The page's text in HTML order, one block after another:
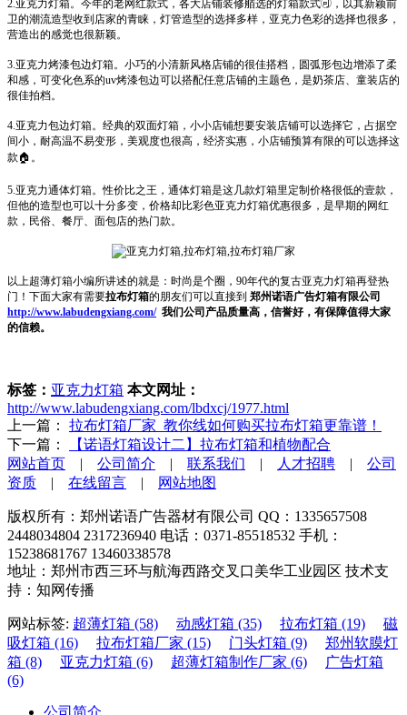
2.亚克力灯箱。今年的老网红款式，各大店铺装修艏选的灯箱款式🉑，以其新颖前
卫的潮流造型收到店家的青睐，灯管造型的选择多样，亚克力色彩的选择也很多，
营造出的感觉也很新颖。
3.亚克力烤漆包边灯箱。小巧的小清新风格店铺的很佳搭档，圆弧形包边增添了柔
和感，可变化色系的uv烤漆包边可以搭配任意店铺的主题色，是奶茶店、童装店的
很佳拍档。
4.亚克力包边灯箱。经典的双面灯箱，小小店铺想要安装店铺可以选择它，占据空
间小，耐高温不易变形，美观度也很高，经济实惠，小店铺预算有限的可以选择这
款🏠。
5.亚克力通体灯箱。性价比之王，通体灯箱是这几款灯箱里定制价格很低的壹款，
但他的造型也可以十分多变，价格却比彩色亚克力灯箱优惠很多，是早期的网红
款，民俗、餐厅、面包店的热门款。
以上超薄灯箱小编所讲述的就是：时尚是个圈，90年代的复古亚克力灯箱再登热
门！下面大家有需要拉布灯箱的朋友们可以直接到 郑州诺语广告灯箱有限公司
http://www.labudengxiang.com/我们公司产品质量高，信誉好，有保障值得大家
的信赖。
标签： 亚克力灯箱 本文网址：
http://www.labudengxiang.com/lbdxcj/1977.html
上一篇： 拉布灯箱厂家_教你线如何购买拉布灯箱更靠谱！
下一篇：
【诺语灯箱设计二】拉布灯箱和植物配合
网站首页 | 公司简介 | 联系我们 | 人才招聘 | 公司
资质 | 在线留言 | 网站地图
版权所有：郑州诺语广告器材有限公司 QQ：1335657508
2448034804 2317236940 电话：0371-85518532 手机：
15238681767 13460338578
地址：郑州市西三环与航海西路交叉口美华工业园区 技术支
持：知网传播
网站标签: 超薄灯箱 (58) 动感灯箱 (35) 拉布灯箱 (19)
磁
吸灯箱 (16)
拉布灯箱厂家 (15) 门头灯箱 (9)
郑州软膜灯
箱 (8)
亚克力灯箱 (6) 超薄灯箱制作厂家 (6)
广告灯箱
(6)
公司简介